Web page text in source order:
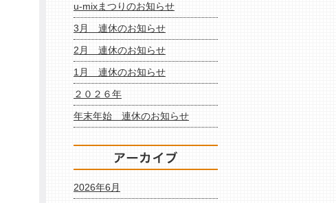
u-mixまつりのお知らせ
3月 連休のお知らせ
2月 連休のお知らせ
1月 連休のお知らせ
２０２６年
年末年始 連休のお知らせ
2026年6月